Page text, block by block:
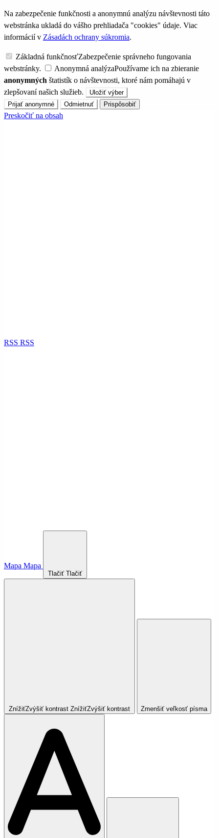
Na zabezpečenie funkčnosti a anonymnú analýzu návštevnosti táto
webstránka ukladá do vášho prehliadača "cookies" údaje. Viac
informácií v Zásadách ochrany súkromia.
Základná funkčnosťZabezpečenie správneho fungovania
webstránky.
Anonymná analýzaPoužívame ich na zbieranie
anonymných štatistík o návštevnosti, ktoré nám pomáhajú v
zlepšovaní našich služieb.
Uložiť výber
Prijať anonymné
Odmietnuť Prispôsobiť
Preskočiť na obsah
RSS RSS
Mapa Mapa
Tlačiť Tlačiť
ZnížiťZvýšiť kontrast ZnížiťZvýšiť kontrast Zmenšiť veľkosť písma